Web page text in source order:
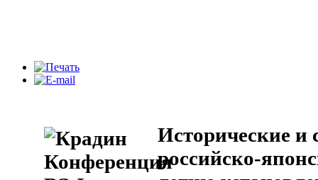
Исторические и
российско-